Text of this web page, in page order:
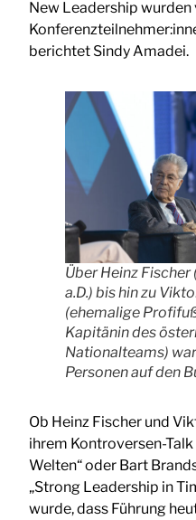
New Leadership wurden
berichtet Sindy Amadei.
Über Heinz
a.D.) bis hin zu
(ehemalige
Kapitänin des
Nationalteams)
Personen auf den
Ob Heinz Fischer und
ihrem Kontroversen-
Welten“ oder Bart
„Strong Leadership in
wurde, dass Führung